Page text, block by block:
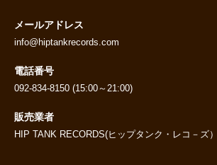
メールアドレス
info@hiptankrecords.com
電話番号
092-834-8150 (15:00～21:00)
販売業者
HIP TANK RECORDS(ヒップタンク・レコ－ズ）